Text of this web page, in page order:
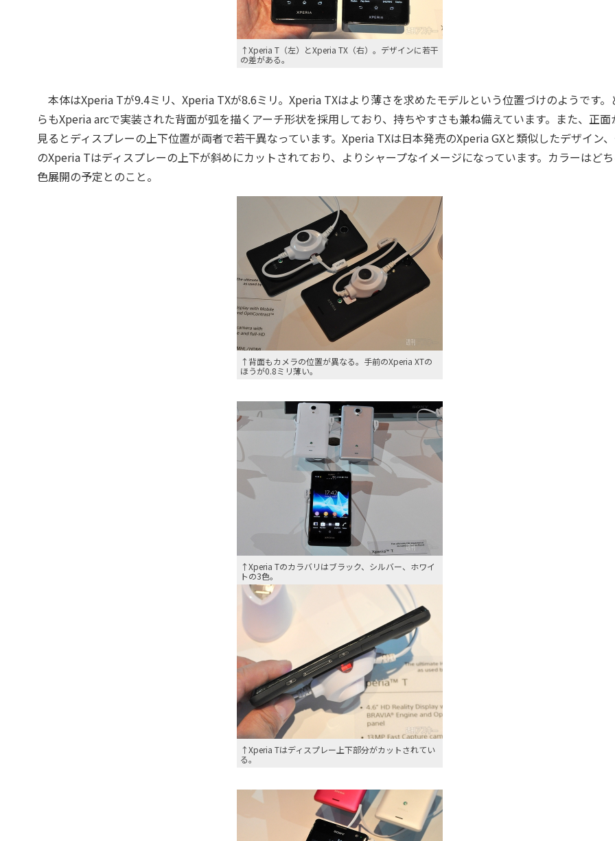
↑Xperia T（左）とXperia TX（右）。デザインに若干
の差がある。
本体はXperia Tが9.4ミリ、Xperia TXが8.6ミリ。Xperia TXはより薄さを求めたモデルという位置づけのようです。
らもXperia arcで実装された背面が弧を描くアーチ形状を採用しており、持ちやすさも兼ね備えています。また、正面
見るとディスプレーの上下位置が両者で若干異なっています。Xperia TXは日本発売のXperia GXと類似したデザイン
のXperia Tはディスプレーの上下が斜めにカットされており、よりシャープなイメージになっています。カラーはど
色展開の予定とのこと。
↑背面もカメラの位置が異なる。手前のXperia XTの
ほうが0.8ミリ薄い。
↑Xperia Tのカラバリはブラック、シルバー、ホワイ
トの3色。
↑Xperia Tはディスプレー上下部分がカットされてい
る。